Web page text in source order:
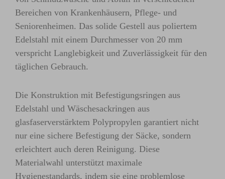
Bereichen von Krankenhäusern, Pflege- und
Seniorenheimen. Das solide Gestell aus poliertem
Edelstahl mit einem Durchmesser von 20 mm
verspricht Langlebigkeit und Zuverlässigkeit für den
täglichen Gebrauch.
Die Konstruktion mit Befestigungsringen aus
Edelstahl und Wäschesackringen aus
glasfaserverstärktem Polypropylen garantiert nicht
nur eine sichere Befestigung der Säcke, sondern
erleichtert auch deren Reinigung. Diese
Materialwahl unterstützt maximale
Hygienestandards, indem sie eine problemlose